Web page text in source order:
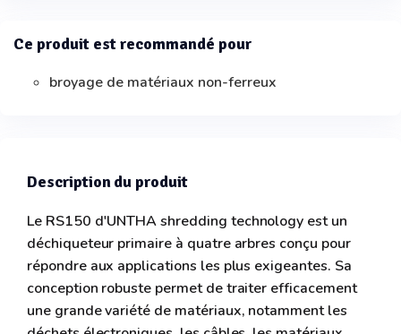
Ce produit est recommandé pour
broyage de matériaux non-ferreux
Description du produit
Le RS150 d'UNTHA shredding technology est un
déchiqueteur primaire à quatre arbres conçu pour
répondre aux applications les plus exigeantes. Sa
conception robuste permet de traiter efficacement
une grande variété de matériaux, notamment les